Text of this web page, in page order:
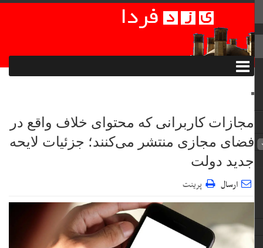
مجازات کاربرانی که محتوای خلاف واقع در
فضای مجازی منتشر می‌کنند؛ جزئیات لایحه
جدید دولت
ارسال پرینت